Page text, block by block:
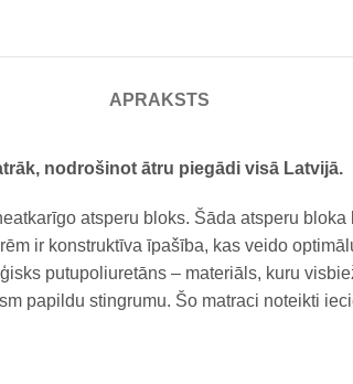
APRAKSTS
nodrošinot ātru piegādi visā Latvijā.
atsperu bloks. Šāda atsperu
ir konstruktīva īpašība, kas veido
putupoliuretāns – materiāls, kuru
papildu stingrumu. Šo matraci noteikti